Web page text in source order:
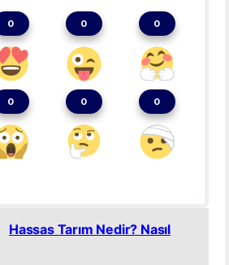
0 0 0
0 0 0
Hassas Tarım Nedir? Nasıl